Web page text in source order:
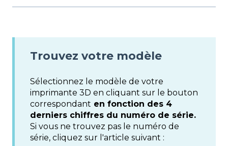
Trouvez votre modèle
Sélectionnez le modèle de votre
imprimante 3D en cliquant sur le bouton
correspondant en fonction des 4
derniers chiffres du numéro de série.
Si vous ne trouvez pas le numéro de
série, cliquez sur l'article suivant :